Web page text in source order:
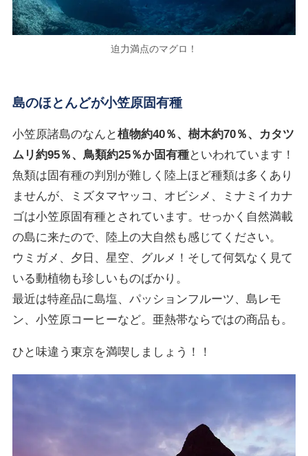
迫力満点のマグロ！
島のほとんどが小笠原固有種
小笠原諸島のなんと植物約40％、樹木約70％、カタツ
ムリ約95％、鳥類約25％か固有種といわれています！
魚類は固有種の判別が難しく陸上ほど種類は多くあり
ませんが、ミズタマヤッコ、オビシメ、ミナミイカナ
ゴは小笠原固有種とされています。せっかく自然満載
の島に来たので、陸上の大自然も感じてください。
ウミガメ、夕日、星空、グルメ！そして何気なく見て
いる動植物も珍しいものばかり。
最近は特産品に島塩、パッションフルーツ、島レモ
ン、小笠原コーヒーなど。亜熱帯ならではの商品も。
ひと味違う東京を満喫しましょう！！